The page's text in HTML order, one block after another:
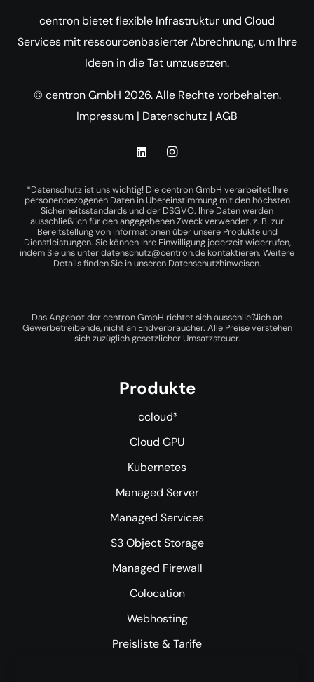
centron bietet flexible Infrastruktur und Cloud
Services mit ressourcenbasierter Abrechnung, um Ihre
Ideen in die Tat umzusetzen.
© centron GmbH 2026. Alle Rechte vorbehalten.
Impressum | Datenschutz | AGB
*Datenschutz ist uns wichtig! Die centron GmbH verarbeitet Ihre
personenbezogenen Daten in Übereinstimmung mit den höchsten
Sicherheitsstandards und der DSGVO. Ihre Daten werden
ausschließlich für den angegebenen Zweck verwendet, z. B. zur
Bereitstellung von Informationen über unsere Produkte und
Dienstleistungen. Sie können Ihre Einwilligung jederzeit widerrufen,
indem Sie uns unterdatenschutz@centron.de kontaktieren. Weitere
Details finden Sie in unseren Datenschutzhinweisen.
Das Angebot der centron GmbH richtet sich ausschließlich an
Gewerbetreibende, nicht an Endverbraucher. Alle Preise verstehen
sich zuzüglich gesetzlicher Umsatzsteuer.
Produkte
ccloud³
Cloud GPU
Kubernetes
Managed Server
Managed Services
S3 Object Storage
Managed Firewall
Colocation
Webhosting
Preisliste & Tarife